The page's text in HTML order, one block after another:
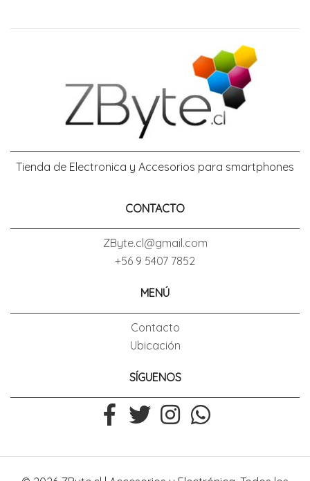
Tienda de Electronica y Accesorios para smartphones
CONTACTO
ZByte.cl@gmail.com
+56 9 5407 7852
MENÚ
Contacto
Ubicación
SÍGUENOS